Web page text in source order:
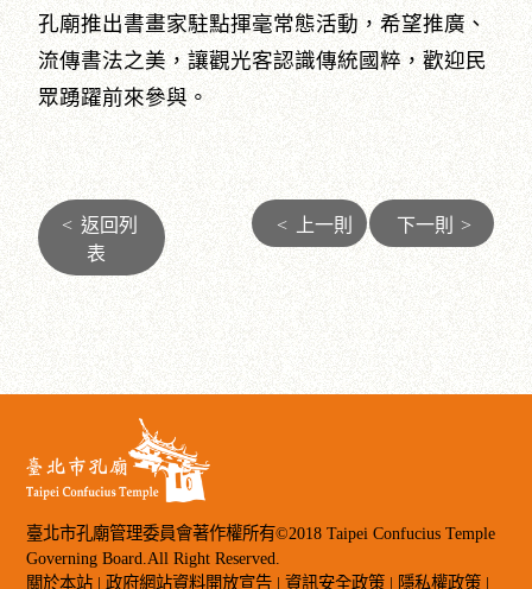
孔廟推出書畫家駐點揮毫常態活動，希望推廣、
流傳書法之美，讓觀光客認識傳統國粹，歡迎民
眾踴躍前來參與。
< 返回列
表
< 上一則 下一則 >
臺北市孔廟管理委員會著作權所有©2018 Taipei Confucius Temple
Governing Board.All Right Reserved.
關於本站 | 政府網站資料開放宣告 |資訊安全政策 | 隱私權政策 |